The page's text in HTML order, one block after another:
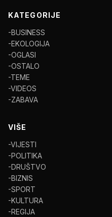
KATEGORIJE
-BUSINESS
-EKOLOGIJA
-OGLASI
-OSTALO
-TEME
-VIDEOS
-ZABAVA
VIŠE
-VIJESTI
-POLITIKA
-DRUŠTVO
-BIZNIS
-SPORT
-KULTURA
-REGIJA